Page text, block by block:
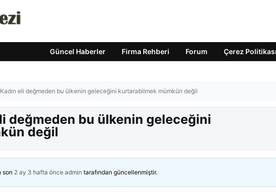
Güncel Haberler Firma Rehberi Forum Çerez Politikası
eli değmeden bu ülkenin geleceğini kurtarabilmek mümkün değil
değmeden bu ülkenin geleceğini
değil
son 2 ay 3 hafta önce admin tarafından güncellenmiştir.